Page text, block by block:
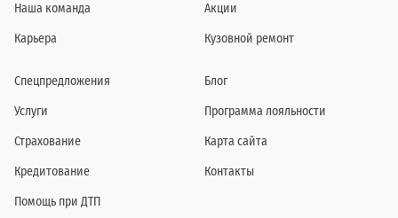
Наша команда
Карьера
Акции
Кузовной ремонт
Спецпредложения
Услуги
Страхование
Кредитование
Помощь при ДТП
Блог
Программа лояльности
Карта сайта
Контакты